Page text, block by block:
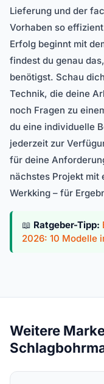
Lieferung und der
Vorhaben so
Erfolg beginnt mit
findest du genau
benötigst. Schau
Technik, die deine
noch Fragen zu
du eine individuelle
jederzeit zur
für deine
nächstes Projekt mit
Werkking – für
📖 Ratgeber-Tipp:
2026: 10 Modelle
Weitere